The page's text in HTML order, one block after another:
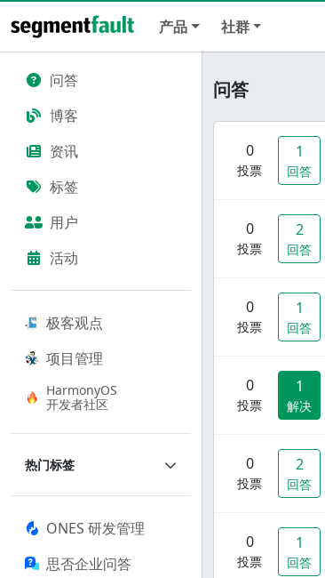
产品 社群
问答
博客
资讯
标签
用户
活动
极客观点
项目管理
HarmonyOS
开发者社区
热门标签
ONES 研发管理
思否企业问答
问答
0
投票
1
回答
0
投票
2
回答
0
投票
1
回答
0
投票
1
解决
0
投票
2
回答
0
投票
1
回答